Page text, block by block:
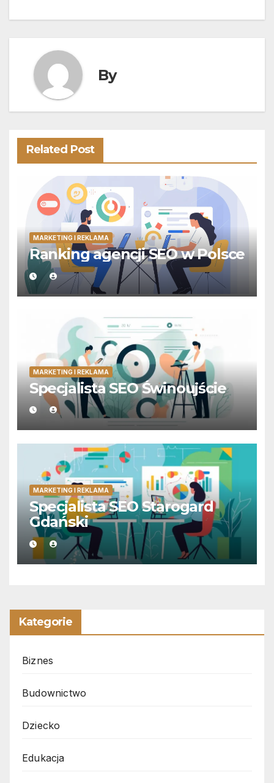
wpisu
By
Related Post
MARKETING I REKLAMA
Ranking agencji SEO w Polsce
MARKETING I REKLAMA
Specjalista SEO Świnoujście
MARKETING I REKLAMA
Specjalista SEO Starogard
Gdański
Kategorie
Biznes
Budownictwo
Dziecko
Edukacja